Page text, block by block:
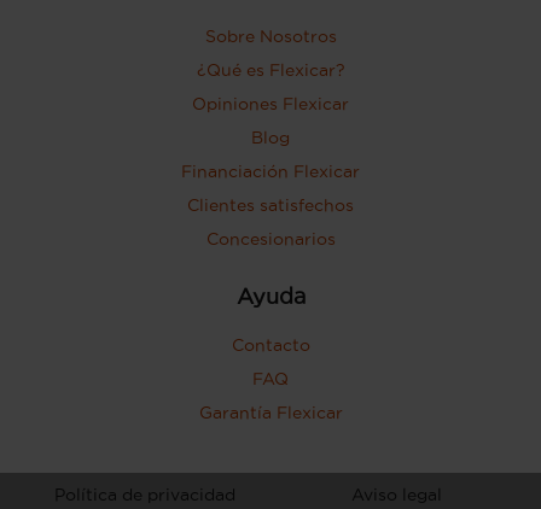
Sobre Nosotros
¿Qué es Flexicar?
Opiniones Flexicar
Blog
Financiación Flexicar
Clientes satisfechos
Concesionarios
Ayuda
Contacto
FAQ
Garantía Flexicar
Política de privacidad
Aviso legal